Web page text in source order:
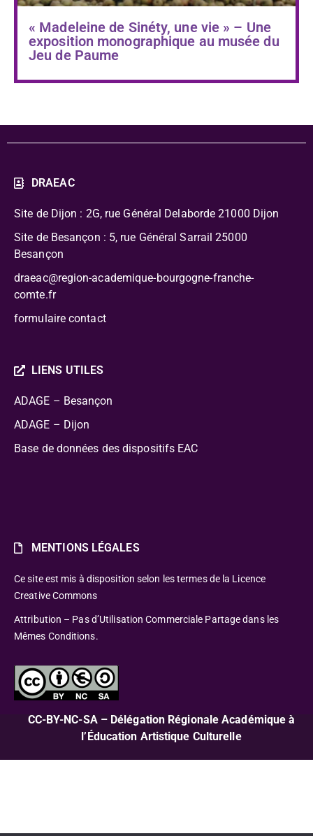
« Madeleine de Sinéty, une vie » – Une
exposition monographique au musée du
Jeu de Paume
DRAEAC
Site de Dijon : 2G, rue Général Delaborde 21000 Dijon
Site de Besançon : 5, rue Général Sarrail 25000
Besançon
draeac@region-academique-bourgogne-franche-
comte.fr
formulaire contact
LIENS UTILES
ADAGE – Besançon
ADAGE – Dijon
Base de données des dispositifs EAC
MENTIONS LÉGALES
Ce site est mis à disposition selon les termes de la Licence
Creative Commons
Attribution – Pas d’Utilisation Commerciale Partage dans les
Mêmes Conditions.
CC-BY-NC-SA – Délégation Régionale Académique à
l’Éducation Artistique Culturelle